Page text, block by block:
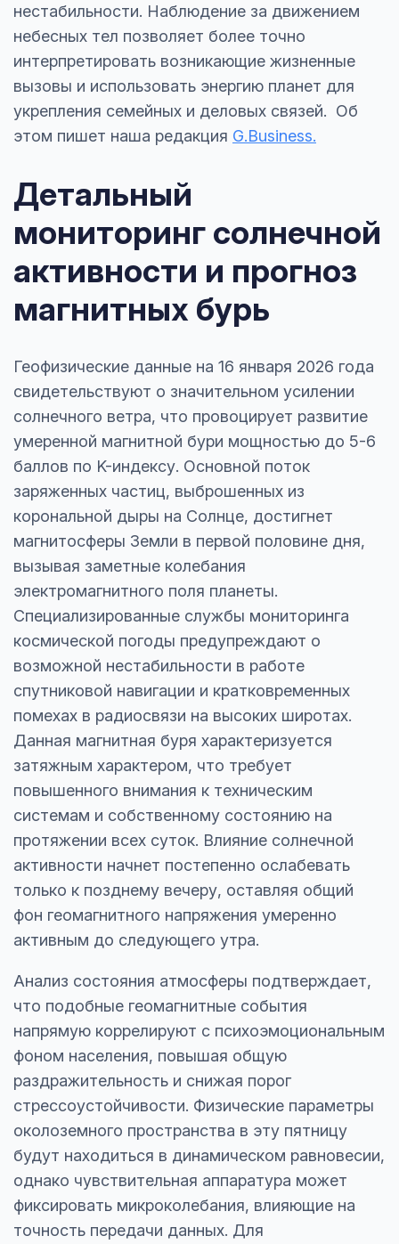
нестабильности. Наблюдение за движением
небесных тел позволяет более точно
интерпретировать возникающие жизненные
вызовы и использовать энергию планет для
укрепления семейных и деловых связей. Об
этом пишет наша редакция G.Business.
Детальный
мониторинг солнечной
активности и прогноз
магнитных бурь
Геофизические данные на 16 января 2026 года
свидетельствуют о значительном усилении
солнечного ветра, что провоцирует развитие
умеренной магнитной бури мощностью до 5-6
баллов по K-индексу. Основной поток
заряженных частиц, выброшенных из
корональной дыры на Солнце, достигнет
магнитосферы Земли в первой половине дня,
вызывая заметные колебания
электромагнитного поля планеты.
Специализированные службы мониторинга
космической погоды предупреждают о
возможной нестабильности в работе
спутниковой навигации и кратковременных
помехах в радиосвязи на высоких широтах.
Данная магнитная буря характеризуется
затяжным характером, что требует
повышенного внимания к техническим
системам и собственному состоянию на
протяжении всех суток. Влияние солнечной
активности начнет постепенно ослабевать
только к позднему вечеру, оставляя общий
фон геомагнитного напряжения умеренно
активным до следующего утра.
Анализ состояния атмосферы подтверждает,
что подобные геомагнитные события
напрямую коррелируют с психоэмоциональным
фоном населения, повышая общую
раздражительность и снижая порог
стрессоустойчивости. Физические параметры
околоземного пространства в эту пятницу
будут находиться в динамическом равновесии,
однако чувствительная аппаратура может
фиксировать микроколебания, влияющие на
точность передачи данных. Для